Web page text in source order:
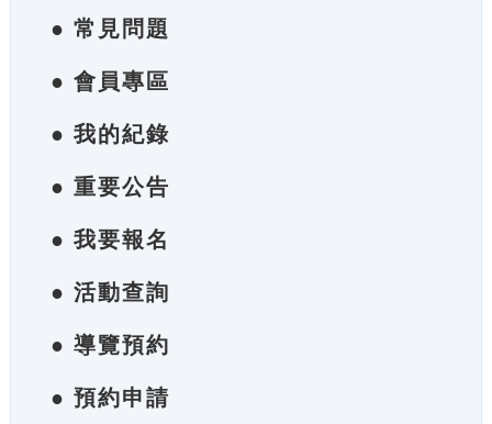
● 常見問題
● 會員專區
● 我的紀錄
● 重要公告
● 我要報名
● 活動查詢
● 導覽預約
● 預約申請